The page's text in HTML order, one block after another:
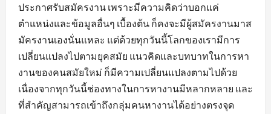
ประกาศรับสมัครงาน เพราะมีความคิดว่าบอกแค่
ตำแหน่งและข้อมูลอื่นๆ เบื้องต้น ก็คงจะมีผู้สมัครงานมาส
มัครงานเองนั่นแหละ แต่ด้วยทุกวันนี้โลกของเรามีการ
เปลี่ยนแปลงไปตามยุคสมัย แนวคิดและบทบาทในการหา
งานของคนสมัยใหม่ ก็มีความเปลี่ยนแปลงตามไปด้วย
เนื่องจากทุกวันนี้ช่องทางในการหางานมีหลากหลาย และ
ที่สำคัญสามารถเข้าถึงกลุ่มคนหางานได้อย่างตรงจุด